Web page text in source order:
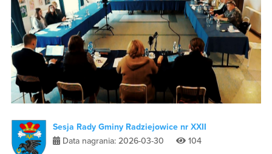
Sesja Rady Gminy Radziejowice nr XXII
Data nagrania: 2026-03-30
104